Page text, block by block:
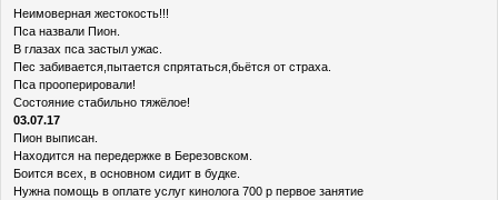
Неимоверная жестокость!!!
Пса назвали Пион.
В глазах пса застыл ужас.
Пес забивается,пытается спрятаться,бьётся от страха.
Пса прооперировали!
Состояние стабильно тяжёлое!
03.07.17
Пион выписан.
Находится на передержке в Березовском.
Боится всех, в основном сидит в будке.
Нужна помощь в оплате услуг кинолога 700 р первое занятие